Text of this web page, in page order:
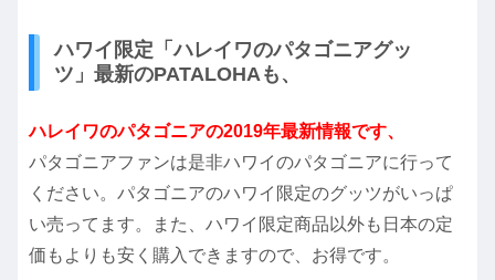
ハワイ限定「ハレイワのパタゴニアグッ
ツ」最新のPATALOHAも、
ハレイワのパタゴニアの2019年最新情報です、
パタゴニアファンは是非ハワイのパタゴニアに行って
ください。パタゴニアのハワイ限定のグッツがいっぱ
い売ってます。また、ハワイ限定商品以外も日本の定
価もよりも安く購入できますので、お得です。